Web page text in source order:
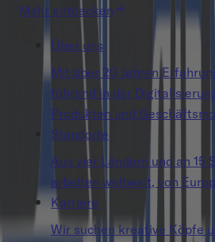
Mehr entdecken
Über uns
Mit über 20 Jahren
führend in der
Produkten und
Standorte
Aus vier Ländern und an 15
arbeiten weltweit, von
Karriere
Wir suchen kreative Köpfe